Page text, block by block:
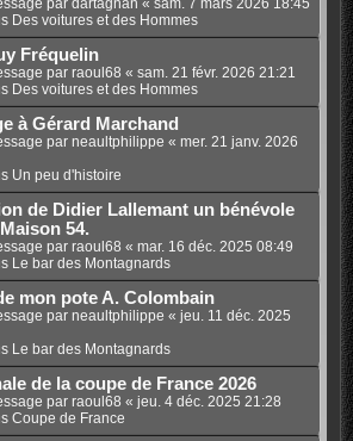
Des voitures et des Hommes
Fréquelin
par raoul68 « sam. 21 févr. 2026 21:21
Des voitures et des Hommes
à Gérard Marchand
par neaultphilippe « mer. 21 janv. 2026
Un peu d'histoire
de Didier Lallemant un bénévole
54.
par raoul68 « mar. 16 déc. 2025 08:49
Le bar des Montagnards
mon pote A. Colombain
par neaultphilippe « jeu. 11 déc. 2025
Le bar des Montagnards
de la coupe de France 2026
par raoul68 « jeu. 4 déc. 2025 21:28
Coupe de France